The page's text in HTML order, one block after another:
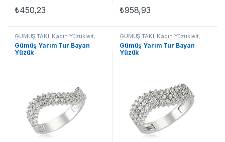
₺450,23
Bu ürünün birden fazla varyasyonu var. Seçenekler ürün
₺958,93
Bu ürünün birden fazla
GÜMÜŞ TAKI, Kadın Yüzükleri,
Tamtur Yüzükler ,Yüzük
Gümüş Yarım Tur Bayan
Yüzük
GÜMÜŞ TAKI, Kadın Yüzükleri,
Tamtur Yüzükler ,Yüzük
Gümüş Yarım Tur Bayan
Yüzük